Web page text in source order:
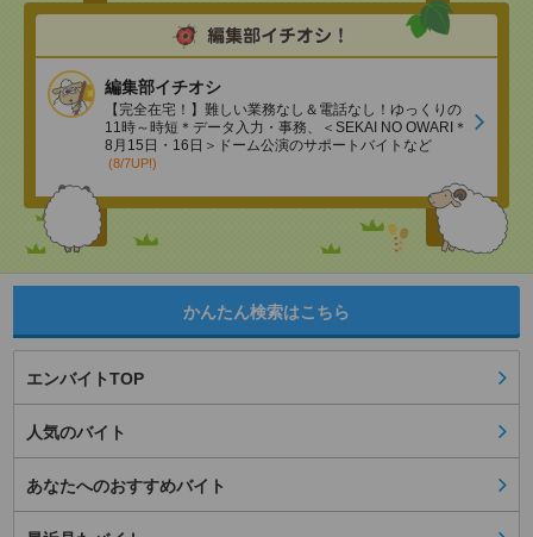
編集部イチオシ
【完全在宅！】難しい業務なし＆電話なし！ゆっくりの
11時～時短＊データ入力・事務、＜SEKAI NO OWARI＊
8月15日・16日＞ドーム公演のサポートバイトなど
(8/7UP!)
かんたん検索はこちら
エンバイトTOP
人気のバイト
あなたへのおすすめバイト